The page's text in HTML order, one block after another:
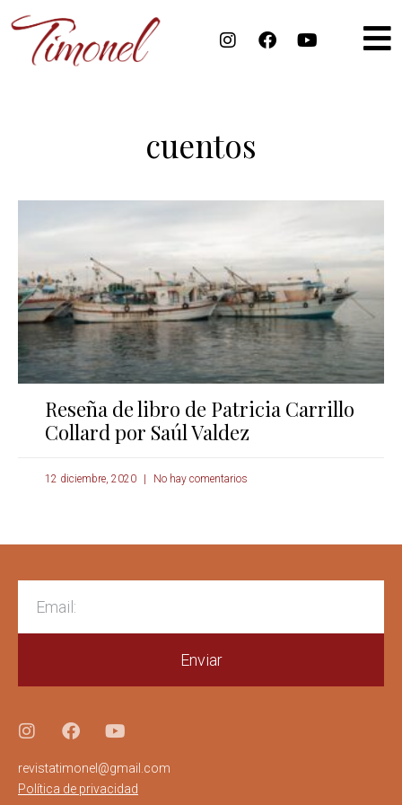
cuentos
Reseña de libro de Patricia Carrillo
Collard por Saúl Valdez
12 diciembre, 2020 No hay comentarios
Enviar
revistatimonel@gmail.com
Política de privacidad